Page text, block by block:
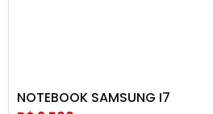
NOTEBOOK SAMSUNG I7